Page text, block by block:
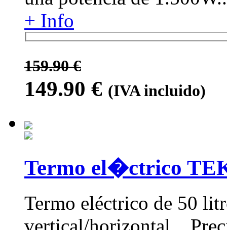
+ Info
159.90 €
149.90 € (IVA incluido)
Termo el�ctrico
Termo eléctrico de 50
vertical/horizontal.